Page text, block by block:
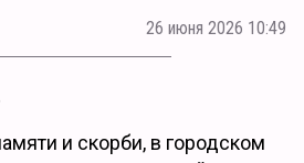
26 июня 2026 10:49
и скорби, в городском